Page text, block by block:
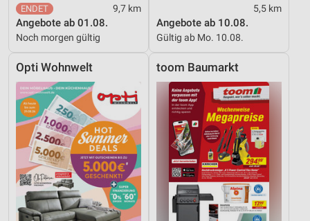
9,7 km
Angebote ab 01.08.
Noch morgen gültig
5,5 km
Angebote ab 10.08.
Gültig ab Mo. 10.08.
Opti Wohnwelt toom Baumarkt